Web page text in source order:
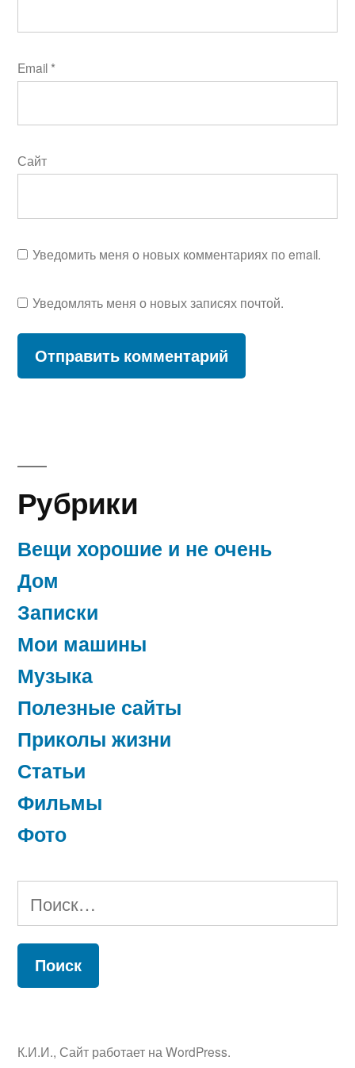
Email *
Сайт
Уведомить меня о новых комментариях по email.
Уведомлять меня о новых записях почтой.
Рубрики
Вещи хорошие и не очень
Дом
Записки
Мои машины
Музыка
Полезные сайты
Приколы жизни
Статьи
Фильмы
Фото
Найти:
К.И.И., Сайт работает на WordPress.